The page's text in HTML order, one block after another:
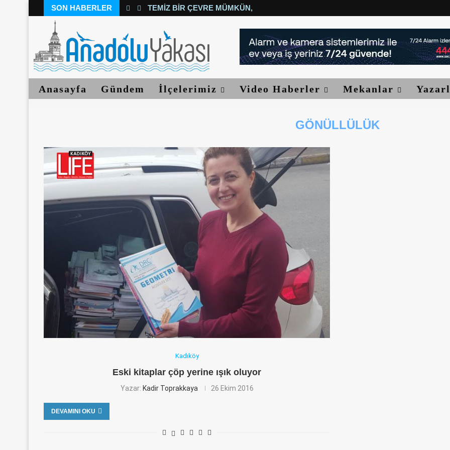
SON HABERLER TEMIZ BIR ÇEVRE MÜMKÜN, YETER...
Anasayfa Gündem İlçelerimiz Video Haberler Mekanlar
GÖNÜLLÜLÜK
Kadıköy
Eski kitaplar çöp yerine ışık oluyor
Yazar: Kadir Toprakkaya 26 Ekim 2016
DEVAMINI OKU